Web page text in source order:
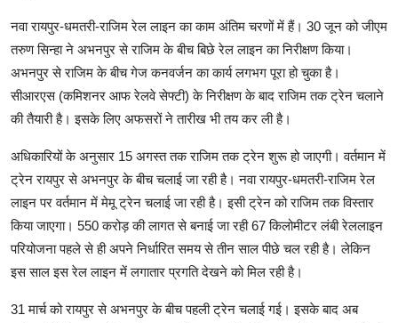
नवा रायपुर-धमतरी-राजिम रेल लाइन का काम अंतिम चरणों में हैं। 30 जून को जीएम
तरुण सिन्हा ने अभनपुर से राजिम के बीच बिछे रेल लाइन का निरीक्षण किया।
अभनपुर से राजिम के बीच गेज कनवर्जन का कार्य लगभग पूरा हो चुका है।
सीआरएस (कमिशनर आफ रेलवे सेफ्टी) के निरीक्षण के बाद राजिम तक ट्रेन चलाने
की तैयारी है। इसके लिए अफसरों ने तारीख भी तय कर ली है।
अधिकारियों के अनुसार 15 अगस्त तक राजिम तक ट्रेन शुरू हो जाएगी। वर्तमान में
ट्रेन रायपुर से अभनपुर के बीच चलाई जा रही है। नवा रायपुर-धमतरी-राजिम रेल
लाइन पर वर्तमान में मेमू ट्रेन चलाई जा रही है। इसी ट्रेन को राजिम तक विस्तार
किया जाएगा। 550 करोड़ की लागत से बनाई जा रही 67 किलोमीटर लंबी रेललाइन
परियोजना पहले से ही अपने निर्धारित समय से तीन साल पीछे चल रही है। लेकिन
इस साल इस रेल लाइन में लगातार प्रगति देखने को मिल रही है।
31 मार्च को रायपुर से अभनपुर के बीच पहली ट्रेन चलाई गई। इसके बाद अब